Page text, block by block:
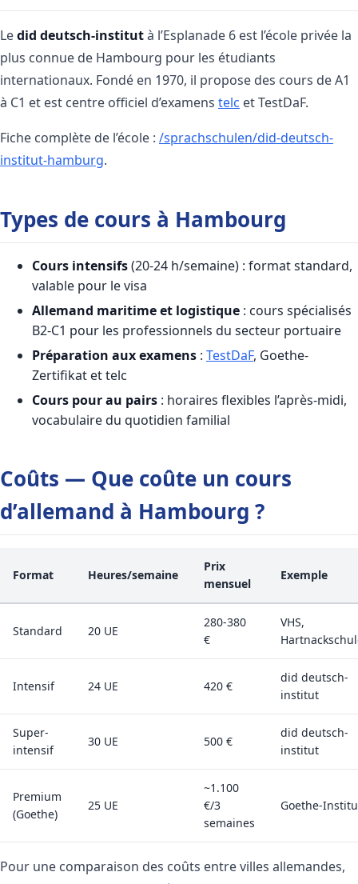
Ledid deutsch-institutà l’Esplanade 6 est l’école privée la
plus connue de Hambourg pour les étudiants
internationaux. Fondé en 1970, il propose des cours de A1
à C1 et est centre officiel d’examens telc et TestDaF.
Fiche complète de l’école : /sprachschulen/did-deutsch-
institut-hamburg.
Types de cours à Hambourg
Cours intensifs(20-24 h/semaine) : format standard,
valable pour le visa
Allemand maritime et logistique : cours spécialisés
B2-C1 pour les professionnels du secteur portuaire
Préparation aux examens : TestDaF, Goethe-
Zertifikat et telc
Cours pour au pairs : horaires flexibles l’après-midi,
vocabulaire du quotidien familial
Coûts — Que coûte un cours
d’allemand à Hambourg ?
Format Heures/semaine
Prix
mensuel
Exemple
Standard 20 UE
280-380
€
VHS,
Intensif 24 UE 420 €
did deutsch-
institut
Super-
intensif
30 UE 500 €
did deutsch-
institut
Premium
(Goethe)
25 UE
~1.100
€/3
semaines
Goethe-
Pour une comparaison des coûts entre villes allemandes,